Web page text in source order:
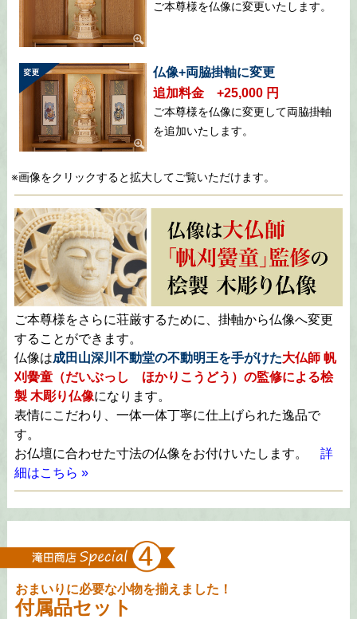
ご本尊様を仏像に変更いたします。
仏像+両脇掛軸に変更
追加料金 +25,000 円
ご本尊様を仏像に変更して両脇掛軸
を追加いたします。
※画像をクリックすると拡大してご覧いただけます。
ご本尊様をさらに荘厳するために、掛軸から仏像へ変更
することができます。
仏像は成田山深川不動堂の不動明王を手がけた大仏師 帆
刈黌童（だいぶっし ほかりこうどう）の監修による桧
製 木彫り仏像になります。
表情にこだわり、一体一体丁寧に仕上げられた逸品で
す。
お仏壇に合わせた寸法の仏像をお付けいたします。 詳
細はこちら »
おまいりに必要な小物を揃えました！
付属品セット